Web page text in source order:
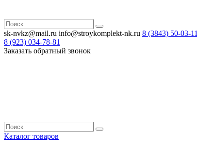
sk-nvkz@mail.ru info@stroykomplekt-nk.ru 8 (3843) 50-03-11
8 (923) 034-78-81
Заказать обратный звонок
Каталог товаров